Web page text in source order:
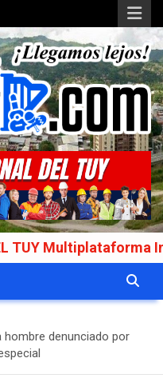
Multiplataforma
hombre denunciado por